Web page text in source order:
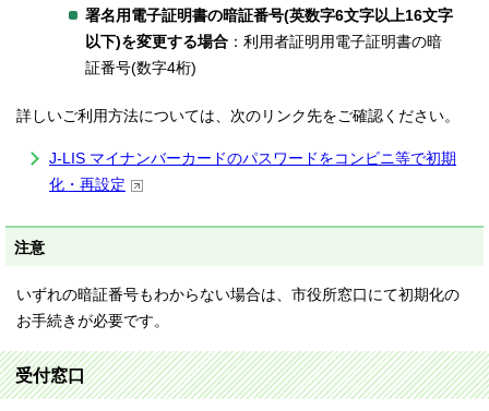
署名用電子証明書の暗証番号(英数字6文字以上16文字
以下)を変更する場合 ：利用者証明用電子証明書の暗
証番号(数字4桁)
詳しいご利用方法については、次のリンク先をご確認ください。
J-LIS マイナンバーカードのパスワードをコンビニ等で初期
化・再設定
注意
いずれの暗証番号もわからない場合は、市役所窓口にて初期化の
お手続きが必要です。
受付窓口